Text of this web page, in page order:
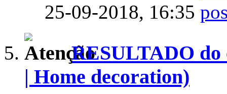
25-09-2018, 16:35
RESULTADO do
| Home decoration)